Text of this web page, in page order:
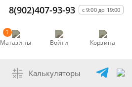
8(902)407-93-93 с 9:00 до 19:00
Магазины
1
Войти
Корзина
Калькуляторы